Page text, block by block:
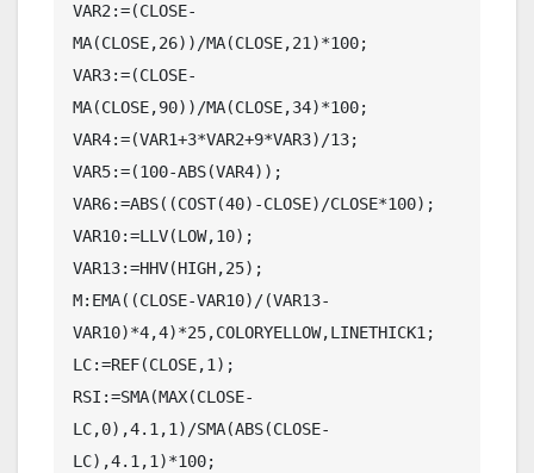
VAR2:=(CLOSE-
MA(CLOSE,26))/MA(CLOSE,21)*100;
VAR3:=(CLOSE-
MA(CLOSE,90))/MA(CLOSE,34)*100;
VAR4:=(VAR1+3*VAR2+9*VAR3)/13;
VAR5:=(100-ABS(VAR4));
VAR6:=ABS((COST(40)-CLOSE)/CLOSE*100);
VAR10:=LLV(LOW,10);
VAR13:=HHV(HIGH,25);
M:EMA((CLOSE-VAR10)/(VAR13-
VAR10)*4,4)*25,COLORYELLOW,LINETHICK1;
LC:=REF(CLOSE,1);
RSI:=SMA(MAX(CLOSE-
LC,0),4.1,1)/SMA(ABS(CLOSE-
LC),4.1,1)*100;